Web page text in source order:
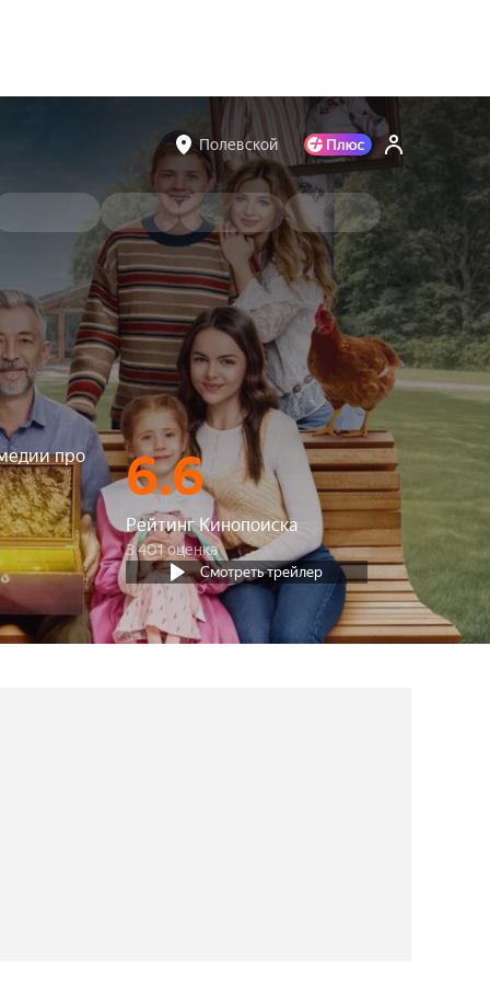
Полевской
про
6.6
Рейтинг Кинопоиска
3 401 оценка
Смотреть трейлер